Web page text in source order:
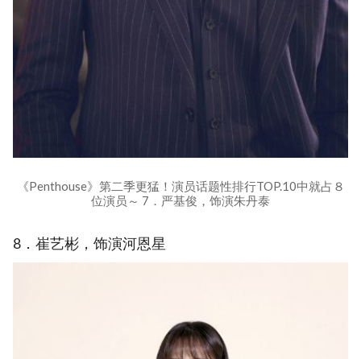
《Penthouse》第二季更猛！演员话题性排行TOP.10中就占８
位演员～ 7．严基俊，饰演朱丹泰
8．崔艺彬，饰演河恩星